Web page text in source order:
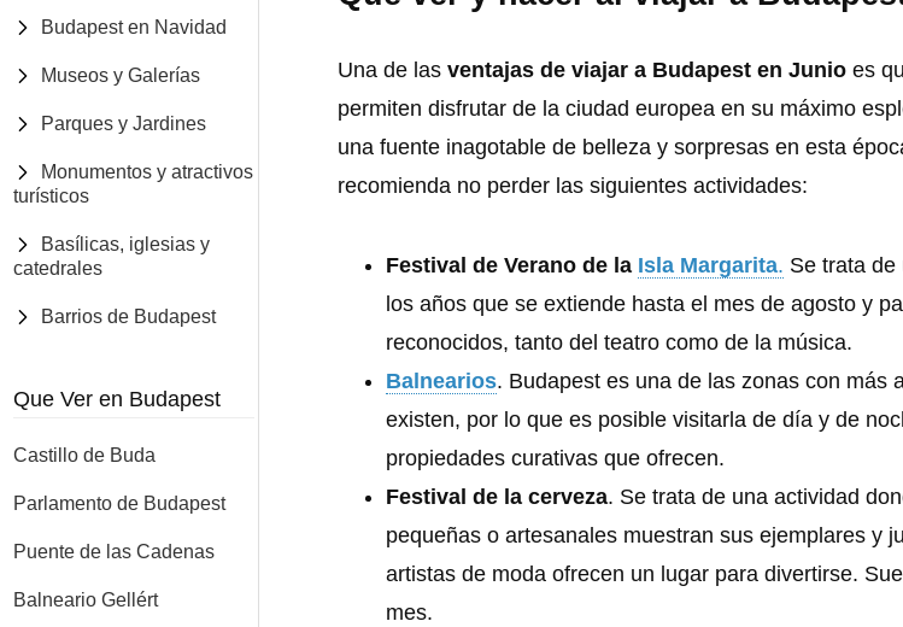
Una de lasventajas de viajar a Budapest en Junio es
permiten disfrutar de la ciudad europea en su máximo
una fuente inagotable de belleza y sorpresas en esta
recomienda no perder las siguientes actividades:
Festival de Verano de la Isla Margarita. Se trata de
los años que se extiende hasta el mes de agosto y
reconocidos, tanto del teatro como de la música.
Balnearios. Budapest es una de las zonas con más
existen, por lo que es posible visitarla de día y de
propiedades curativas que ofrecen.
Festival de la cerveza. Se trata de una actividad
pequeñas o artesanales muestran sus ejemplares y
artistas de moda ofrecen un lugar para divertirse.
mes.
Budapest en Navidad
Museos y Galerías
Parques y Jardines
Monumentos y atractivos
turísticos
Basílicas, iglesias y
catedrales
Barrios de Budapest
Que Ver en Budapest
Castillo de Buda
Parlamento de Budapest
Puente de las Cadenas
Balneario Gellért